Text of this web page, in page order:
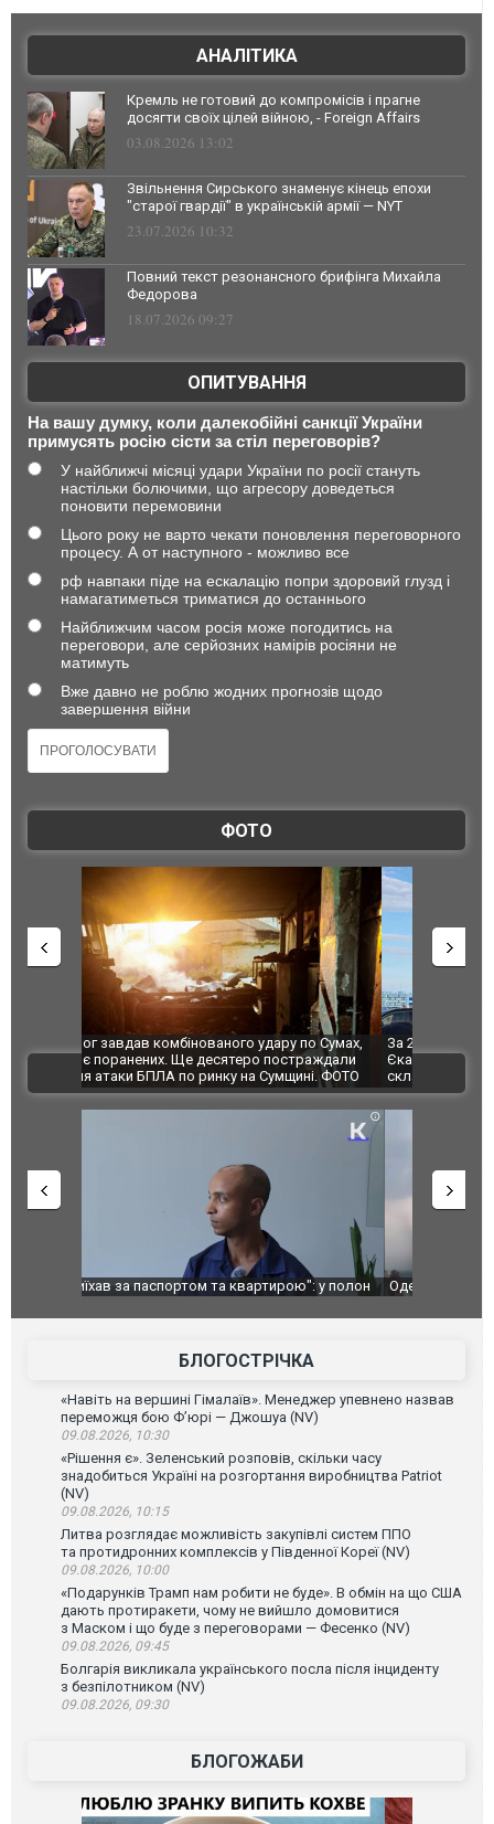
АНАЛІТИКА
Кремль не готовий до компромісів і прагне
досягти своїх цілей війною, - Foreign Affairs
03.08.2026 13:02
Звільнення Сирського знаменує кінець епохи
"старої гвардії" в українській армії — NYT
23.07.2026 10:32
Повний текст резонансного брифінга Михайла
Федорова
18.07.2026 09:27
ОПИТУВАННЯ
На вашу думку, коли далекобійні санкції України
примусять росію сісти за стіл переговорів?
У найближчі місяці удари України по росії стануть
настільки болючими, що агресору доведеться
поновити перемовини
Цього року не варто чекати поновлення переговорного
процесу. А от наступного - можливо все
рф навпаки піде на ескалацію попри здоровий глузд і
намагатиметься триматися до останнього
Найближчим часом росія може погодитись на
переговори, але серйозних намірів росіяни не
матимуть
Вже давно не роблю жодних прогнозів щодо
завершення війни
ФОТО
За 2000 кілометрів від кордону з Україною: в
Єкатеринбурзі після атаки дронів загорівся
склад Wildberries. ФОТО. ВІДЕО
"Мої
ВІДЕО
Одесу накрила потужна злива з градом та
Вже
БЛОГОСТРІЧКА
«Навіть на вершині Гімалаїв». Менеджер упевнено назвав
переможця бою Ф’юрі — Джошуа (NV)
09.08.2026, 10:30
«Рішення є». Зеленський розповів, скільки часу
знадобиться Україні на розгортання виробництва Patriot
(NV)
09.08.2026, 10:15
Литва розглядає можливість закупівлі систем ППО
та протидронних комплексів у Південної Кореї (NV)
09.08.2026, 10:00
«Подарунків Трамп нам робити не буде». В обмін на що США
дають протиракети, чому не вийшло домовитися
з Маском і що буде з переговорами — Фесенко (NV)
09.08.2026, 09:45
Болгарія викликала українського посла після інциденту
з безпілотником (NV)
09.08.2026, 09:30
БЛОГОЖАБИ